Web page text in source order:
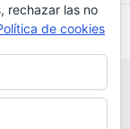
rechazar las no
de cookies